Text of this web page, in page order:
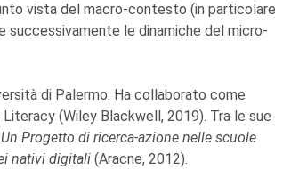
vista del macro-contesto (in particolare
successivamente le dinamiche del micro-
di Palermo. Ha collaborato come
(Wiley Blackwell, 2019). Tra le sue
Progetto di ricerca-azione nelle scuole
nativi digitali (Aracne, 2012).